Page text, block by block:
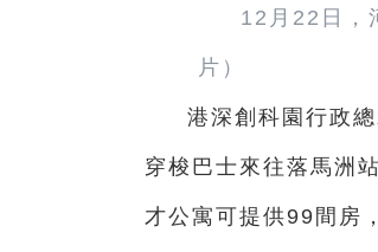
12月22日，
片）
港深創科園行政
穿梭巴士來往落馬洲
才公寓可提供99間房